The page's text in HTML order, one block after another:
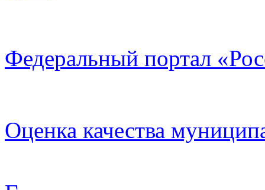
Федеральный портал
Оценка качества